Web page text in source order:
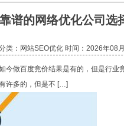
靠谱的网络优化公司选
类：网站SEO优化 时间：2026年08
做百度竞价结果是有的，但是行
许多的，但是不 […]